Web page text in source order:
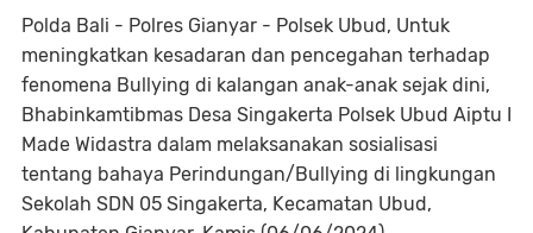
Polda Bali - Polres Gianyar - Polsek Ubud, Untuk
meningkatkan kesadaran dan pencegahan terhadap
fenomena Bullying di kalangan anak-anak sejak dini,
Bhabinkamtibmas Desa Singakerta Polsek Ubud Aiptu I
Made Widastra dalam melaksanakan sosialisasi
tentang bahaya Perindungan/Bullying di lingkungan
Sekolah SDN 05 Singakerta, Kecamatan Ubud,